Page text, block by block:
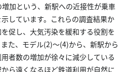
加という、新駅への近接性が乗車
しています。これらの調査結果か
促し、大気汚染を緩和する役割を
た、モデル(2)～(4)から、新駅から
者数の増加が徐々に減少している
ら遠くなるほど鉄道利用が自然に